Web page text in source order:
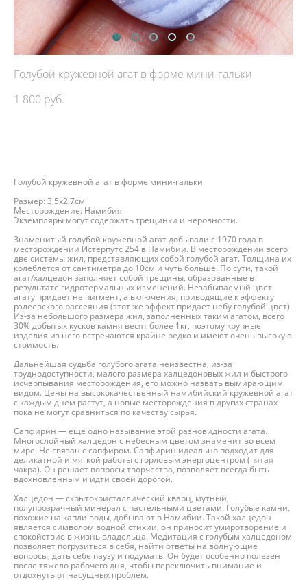
Голубой кружевной агат в форме мини-гальки
1 800 pуб.
Голубой кружевной агат в форме мини-гальки
Размер: 3,5х2,7см
Месторождение: Намибия
Экземпляры могут содержать трещинки и неровности.
Знаменитый голубой кружевной агат добывали с 1970 года в
месторождении Истерпутс 254 в Намибии. В месторождении всего
две системы жил, представляющих собой голубой агат. Толщина их
колеблется от сантиметра до 10см и чуть больше. По сути, такой
агат/халцедон заполняет собой трещины, образованные в
результате гидротермальных изменений. Незабываемый цвет
агату придает не пигмент, а включения, приводящие к эффекту
рэлеевского рассеяния (этот же эффект придает небу голубой цвет).
Из-за небольшого размера жил, заполненных таким агатом, всего
30% добытых кусков камня весят более 1кг, поэтому крупные
изделия из него встречаются крайне редко и имеют очень высокую
стоимость.
Дальнейшая судьба голубого агата неизвестна, из-за
труднодоступности, малого размера халцедоновых жил и быстрого
исчерпывания месторождения, его можно назвать вымирающим
видом. Цены на высококачественный намибийский кружевной агат
с каждым днем растут, а новые месторождения в других странах
пока не могут сравниться по качеству сырья.
Сапфирин — еще одно называние этой разновидности агата.
Многослойный халцедон с небесным цветом знаменит во всем
мире. Не связан с сапфиром. Сапфирин идеально подходит для
деликатной и мягкой работы с горловым энергоцентром (пятая
чакра). Он решает вопросы творчества, позволяет всегда быть
вдохновленным и идти своей дорогой.
Халцедон — скрытокристаллический кварц, мутный,
полупрозрачный минерал с пастельными цветами. Голубые камни,
похожие на капли воды, добывают в Намибии. Такой халцедон
является символом водной стихии, он приносит умиротворение и
спокойствие в жизнь владельца. Медитация с голубым халцедоном
позволяет погрузиться в себя, найти ответы на волнующие
вопросы, дать себе паузу и подумать. Он будет особенно полезен
после тяжело рабочего дня, чтобы переключить внимание и
отдохнуть от насущных проблем.